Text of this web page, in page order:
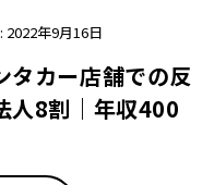
2022年9月16日
タカー店舗での反
人8割｜年収400